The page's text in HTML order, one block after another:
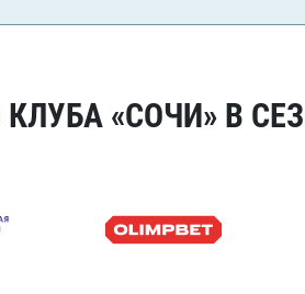
«СОЧИ» В